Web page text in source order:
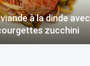
à la dinde avec
zucchini